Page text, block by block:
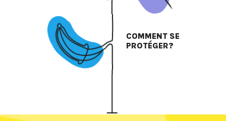
COMMENT SE
PROTÉGER?